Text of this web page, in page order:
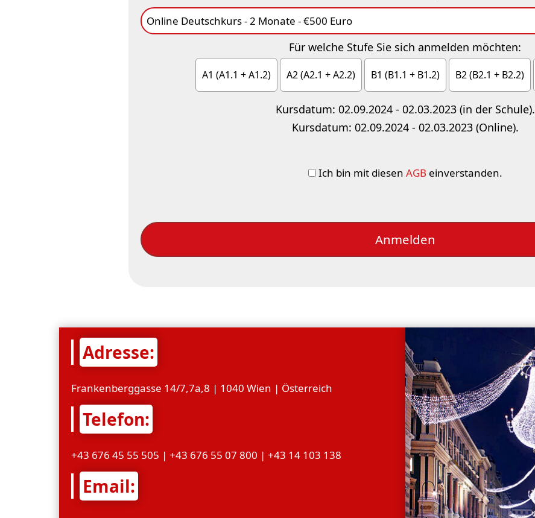
Für welche Stufe Sie sich anmelden möchten:
A1 (A1.1 + A1.2) A2 (A2.1 + A2.2) B1 (B1.1 + B1.2) B2 (B2.1 + B2.2)
Kursdatum: 02.09.2024 - 02.03.2023 (in der Schule).
Kursdatum: 02.09.2024 - 02.03.2023 (Online).
Ich bin mit diesen AGB einverstanden.
Adresse:
Frankenberggasse 14/7,7a,8 | 1040 Wien | Österreich
Telefon:
+43 676 45 55 505 | +43 676 55 07 800 | +43 14 103 138
Email: